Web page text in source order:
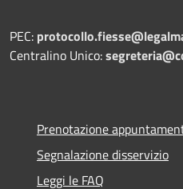
PEC:
Centralino Unico:
Prenotazione
Segnalazione disservizio
Leggi le FAQ